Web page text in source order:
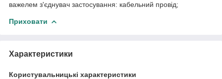
важелем з'єднувач застосування: кабельний провід;
Приховати
Характеристики
Користувальницькі характеристики